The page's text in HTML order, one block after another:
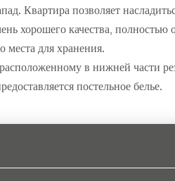
Квартира позволяет
хорошего качества, полностью
места для хранения.
в нижней части
постельное белье.